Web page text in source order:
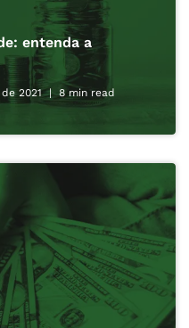
entenda a
2021 8 min read